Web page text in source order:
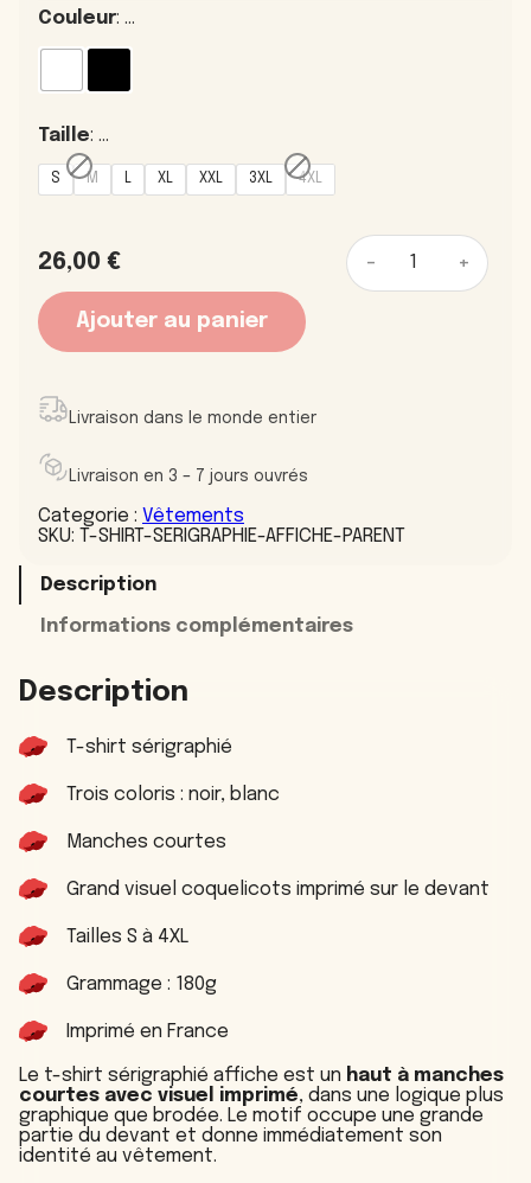
Couleur: ...
Taille: ...
S M L XL XXL 3XL 4XL
26,00 € -
q
a
i
r
h
+
Ajouter au panier
Livraison dans le monde entier
Livraison en 3 – 7 jours ouvrés
Categorie : Vêtements
SKU: T-SHIRT-SERIGRAPHIE-AFFICHE-PARENT
Description
Informations complémentaires
Description
T-shirt sérigraphié
Trois coloris : noir, blanc
Manches courtes
Grand visuel coquelicots imprimé sur le devant
Tailles S à 4XL
Grammage : 180g
Imprimé en France
Le t-shirt sérigraphié affiche est un haut à manches
courtes avec visuel imprimé, dans une logique plus
graphique que brodée. Le motif occupe une grande
partie du devant et donne immédiatement son
identité au vêtement.